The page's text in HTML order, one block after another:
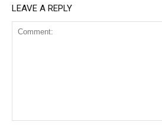
LEAVE A REPLY